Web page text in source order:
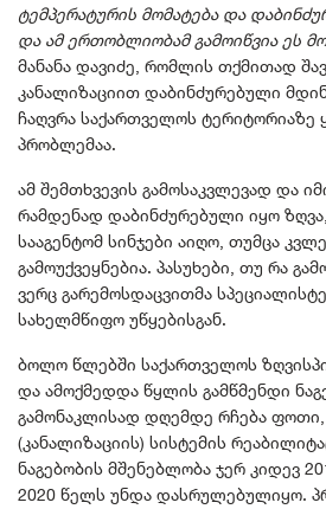
ტემპერატურის მომატება და
და ამ ერთობლიობამ გამოიწვია ეს
მანანა დავიძე, რომლის თქმითად
კანალიზაციით დაბინძურებული
ჩაღვრა საქართველოს ტერიტორიაზე
პრობლემაა.
ამ შემთხვევის გამოსაკვლევად და
რამდენად დაბინძურებული იყო
სააგენტომ სინჯები აიღო, თუმცა
გამოუქვეყნებია. პასუხები, თუ რა
ვერც გარემოსდაცვითმა
სახელმწიფო უწყებისგან.
ბოლო წლებში საქართველოს
და ამოქმედდა წყლის გამწმენდი
გამონაკლისად დღემდე რჩება ფოთი,
(კანალიზაციის) სისტემის
ნაგებობის მშენებლობა ჯერ კიდევ
2020 წელს უნდა დასრულებულიყო.